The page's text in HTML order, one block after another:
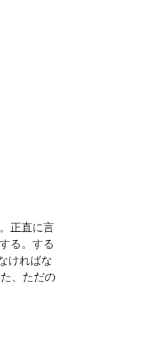
正直に言
る。する
ければな
、ただの